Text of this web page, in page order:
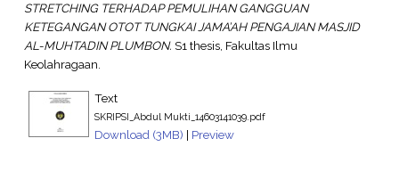
STRETCHING TERHADAP PEMULIHAN GANGGUAN
KETEGANGAN OTOT TUNGKAI JAMA’AH PENGAJIAN MASJID
AL-MUHTADIN PLUMBON. S1 thesis, Fakultas Ilmu
Keolahragaan.
Text
SKRIPSI_Abdul Mukti_14603141039.pdf
Download (3MB) | Preview